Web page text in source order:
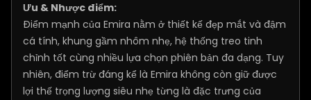
Ưu & Nhược điểm:
Điểm mạnh của Emira nằm ở thiết kế đẹp mắt và đậm
cá tính, khung gầm nhôm nhẹ, hệ thống treo tinh
chỉnh tốt cùng nhiều lựa chọn phiên bản đa dạng. Tuy
nhiên, điểm trừ đáng kể là Emira không còn giữ được
lợi thế trọng lượng siêu nhẹ từng là đặc trưng của